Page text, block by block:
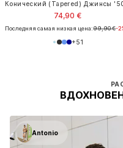
74,90 €
Последняя самая низкая цена:99,90 €-
+51
Antonio